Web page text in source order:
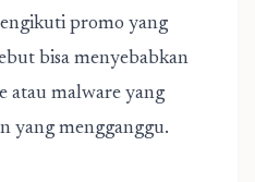
promo yang
bisa menyebabkan
atau malware yang
yang mengganggu.